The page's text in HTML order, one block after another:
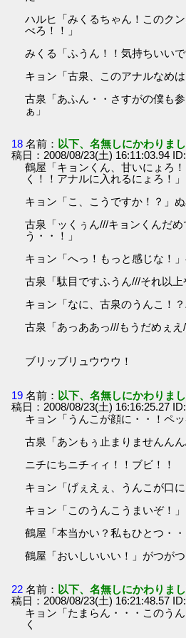
ハルヒ「みくるちゃん！このク
べろ！！」
みくる「ふうん！！気持ちいいで
キョン「古泉、このアナルなめ
古泉「あふん・・さすがの僕も
ぁ」
18 名前： 以下、名無しにかわりま
稿日：2008/08/23(土) 16:11:03.94
鶴屋「キョンくん、甘いにょろ
く！！アナルに入れるにょろ！」
キョン「こ、こうですか！？」
古泉「ッくぅん///キョンくんだ
う・・！」
キョン「へっ！もっと感じな！
古泉「駄目ですふうん///それ以上
キョン「なに、古泉のうんこ！
古泉「あっああっ///もうだめぇえ
ブリッブリュウウウ！
19 名前： 以下、名無しにかわりま
稿日：2008/08/23(土) 16:16:25.27
キョン「うんこが顔に・・！ペッ
古泉「あンもぅ止まりませんんん
ニチにちニチィィ！！ブビ！！
キョン「げぇえぇ、うんこが口
キョン「このうんこうまいぞ！
鶴屋「本当かい？私もひとつ・
鶴屋「おいしいいい！」がつがつ
22 名前： 以下、名無しにかわりま
稿日：2008/08/23(土) 16:21:48.57
キョン「たまらん・・・このう
く